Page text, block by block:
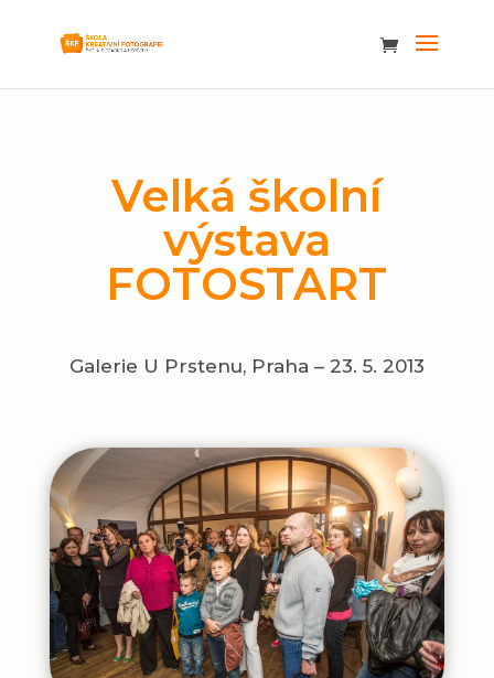
Velká školní
výstava
FOTOSTART
Galerie U Prstenu, Praha – 23. 5. 2013